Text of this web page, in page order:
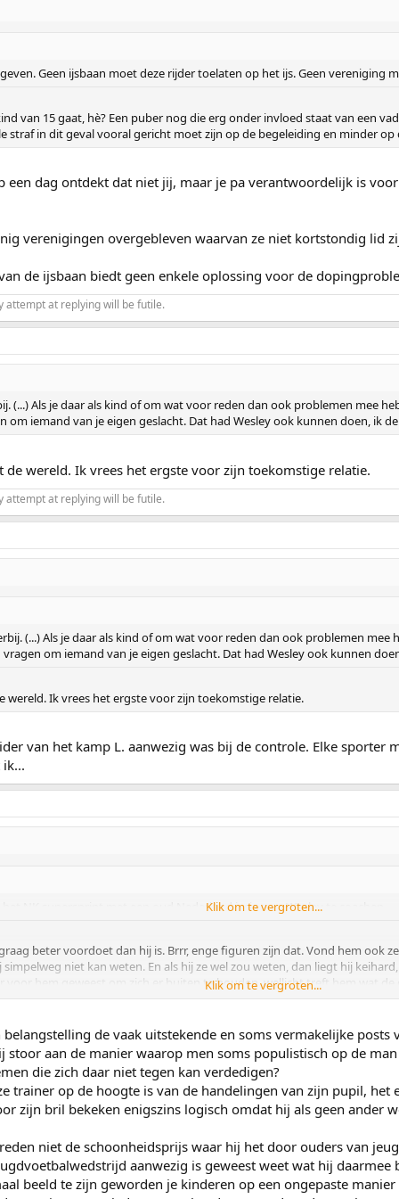
Geen ijsbaan moet deze rijder toelaten op het ijs. Geen vereniging
van 15 gaat, hè? Een puber nog die erg onder invloed staat van een
straf in dit geval vooral gericht moet zijn op de begeleiding en minder op
een dag ontdekt dat niet jij, maar je pa verantwoordelijk is
verenigingen overgebleven waarvan ze niet kortstondig lid
de ijsbaan biedt geen enkele oplossing voor de
attempt at replying will be futile.
(...) Als je daar als kind of om wat voor reden dan ook problemen mee
om iemand van je eigen geslacht. Dat had Wesley ook kunnen doen, ik
de wereld. Ik vrees het ergste voor zijn toekomstige relatie.
attempt at replying will be futile.
(...) Als je daar als kind of om wat voor reden dan ook problemen
om iemand van je eigen geslacht. Dat had Wesley ook kunnen
wereld. Ik vrees het ergste voor zijn toekomstige relatie.
van het kamp L. aanwezig was bij de controle. Elke sporter
NK supersprint met een oud Nederland jasje aan, Wesley te coachen.
Klik om te vergroten...
beter voordoet dan hij is. Brrr, enge figuren zijn dat. Vond hem ook
niet kan weten. En als hij ze wel zou weten, dan liegt hij
voor hem geweest om zich er buiten te houden, wellicht treft hem wat
TV.
Klik om te vergroten...
de vaak uitstekende en soms vermakelijke
stoor aan de manier waarop men soms populistisch op de
die zich daar niet tegen kan verdedigen?
trainer op de hoogte is van de handelingen van zijn pupil,
zijn bril bekeken enigszins logisch omdat hij als geen ander
niet de schoonheidsprijs waar hij het door ouders van
aanwezig is geweest weet wat hij daarmee
beeld te zijn geworden je kinderen op een ongepaste